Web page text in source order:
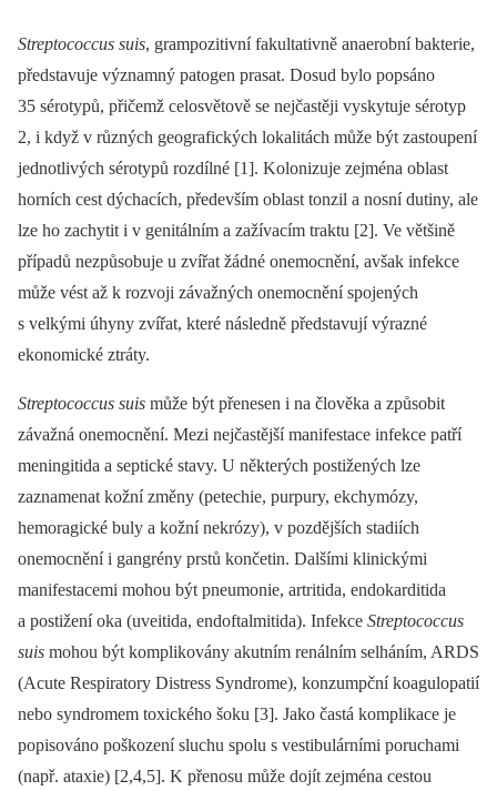
Streptococcus suis, grampozitivní fakultativně anaerobní bakterie,
představuje významný patogen prasat. Dosud bylo popsáno
35 sérotypů, přičemž celosvětově se nejčastěji vyskytuje sérotyp
2, i když v různých geografických lokalitách může být zastoupení
jednotlivých sérotypů rozdílné [1]. Kolonizuje zejména oblast
horních cest dýchacích, především oblast tonzil a nosní dutiny, ale
lze ho zachytit i v genitálním a zažívacím traktu [2]. Ve většině
případů nezpůsobuje u zvířat žádné onemocnění, avšak infekce
může vést až k rozvoji závažných onemocnění spojených
s velkými úhyny zvířat, které následně představují výrazné
ekonomické ztráty.
Streptococcus suis může být přenesen i na člověka a způsobit
závažná onemocnění. Mezi nejčastější manifestace infekce patří
meningitida a septické stavy. U ně­kte­rých postižených lze
zaznamenat kožní změny (petechie, purpury, ekchymózy,
hemoragické buly a kožní nekrózy), v pozdějších stadiích
onemocnění i gangrény prstů končetin. Dalšími klinickými
manifestacemi mohou být pneumonie, artritida, endokarditida
a postižení oka (uveitida, endoftalmitida). Infekce Streptococcus
suis mohou být komplikovány akutním renálním selháním, ARDS
(Acute Respiratory Distress Syndrome), konzumpční koagulopatií
nebo syndromem toxického šoku [3]. Jako častá komplikace je
popisováno poškození sluchu spolu s vestibulárními poruchami
(např. ataxie) [2,4,5]. K přenosu může dojít zejména cestou